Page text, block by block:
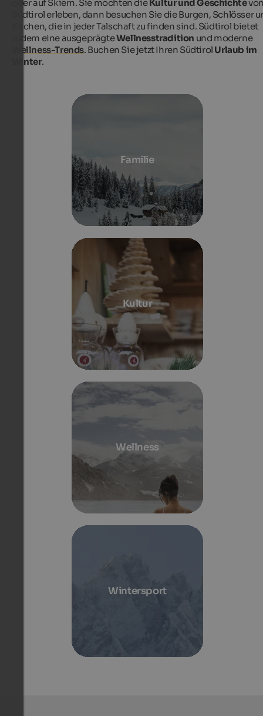
oder auf Skiern. Sie möchten dieKultur und Geschichte
Südtirol erleben, dann besuchen Sie die Burgen, Schlösser
Kirchen, die in jeder Talschaft zu finden sind. Südtirol bietet
zudem eine ausgeprägteWellnesstradition und moderne
Wellness-Trends. Buchen Sie jetzt Ihren Südtirol Urlaub im
Winter.
Familie
Kultur
Wellness
Wintersport